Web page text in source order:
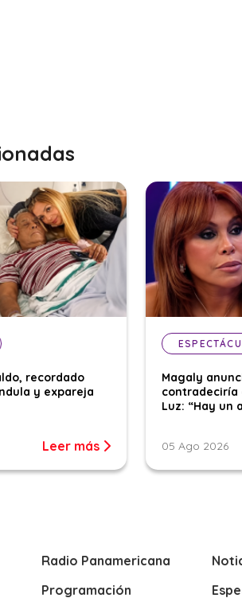
recordado
y expareja
Leer más
Magaly
contradeciría
Luz: “Hay un
05 Ago 2026
Radio Panamericana
Programación